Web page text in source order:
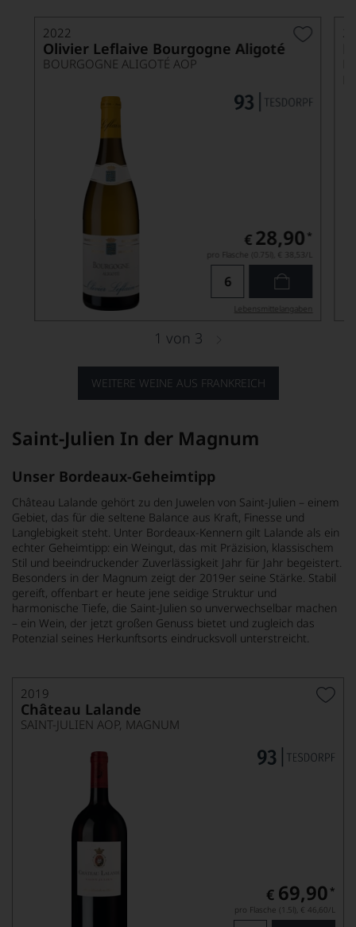
WEITERE WEINE AUS FRANKREICH
2022
Olivier Leflaive Bourgogne Aligoté
BOURGOGNE ALIGOTÉ AOP
€ 28,90 *
pro Flasche (0.75l), € 38,53 /L
Lebensmittel­angaben
1 von 3
Saint-Julien In der Magnum
Unser Bordeaux-Geheimtipp
Château Lalande gehört zu den Juwelen von Saint-Julien – einem
Gebiet, das für die seltene Balance aus Kraft, Finesse und
Langlebigkeit steht. Unter Bordeaux-Kennern gilt Lalande als ein
echter Geheimtipp: ein Weingut, das mit Präzision, klassischem
Stil und beeindruckender Zuverlässigkeit Jahr für Jahr begeistert.
Besonders in der Magnum zeigt der 2019er seine Stärke. Stabil
gereift, offenbart er heute jene seidige Struktur und
harmonische Tiefe, die Saint-Julien so unverwechselbar machen
– ein Wein, der jetzt großen Genuss bietet und zugleich das
Potenzial seines Herkunftsorts eindrucksvoll unterstreicht.
2019
Château Lalande
SAINT-JULIEN AOP, MAGNUM
€ 69,90 *
pro Flasche (1.5l), € 46,60/L